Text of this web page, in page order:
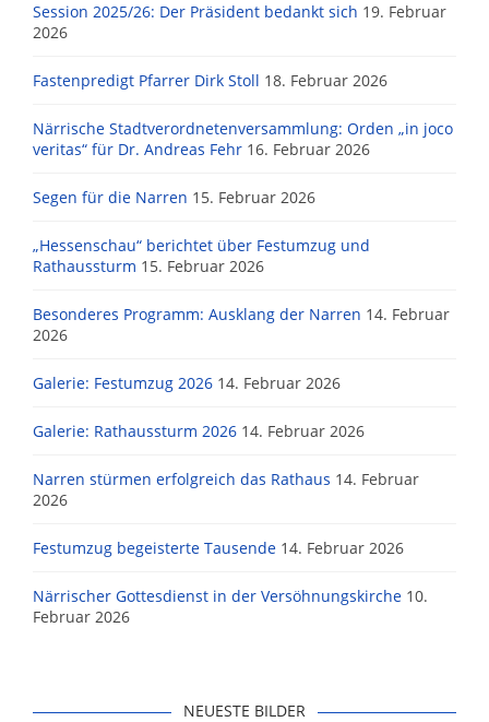
Session 2025/26: Der Präsident bedankt sich 19. Februar
2026
Fastenpredigt Pfarrer Dirk Stoll 18. Februar 2026
Närrische Stadtverordnetenversammlung: Orden „in joco
veritas“ für Dr. Andreas Fehr 16. Februar 2026
Segen für die Narren 15. Februar 2026
„Hessenschau“ berichtet über Festumzug und
Rathaussturm 15. Februar 2026
Besonderes Programm: Ausklang der Narren 14. Februar
2026
Galerie: Festumzug 2026 14. Februar 2026
Galerie: Rathaussturm 2026 14. Februar 2026
Narren stürmen erfolgreich das Rathaus 14. Februar
2026
Festumzug begeisterte Tausende 14. Februar 2026
Närrischer Gottesdienst in der Versöhnungskirche 10.
Februar 2026
NEUESTE BILDER